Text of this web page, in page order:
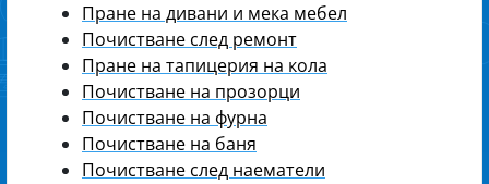
Пране на дивани и мека мебел
Почистване след ремонт
Пране на тапицерия на кола
Почистване на прозорци
Почистване на фурна
Почистване на баня
Почистване след наематели